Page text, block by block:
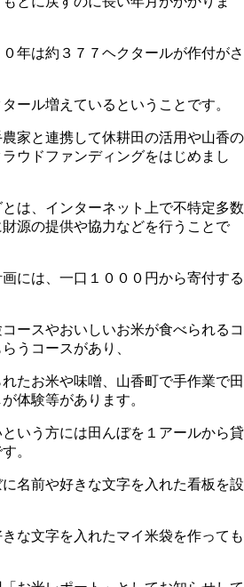
年は約３７７ヘクタールが作付がさ
ール増えているということです。
家と連携して休耕田の活用や山香の
ウドファンディングをはじめまし
は、インターネット上で不特定多数
源の提供や協力などを行うことで
には、一口１０００円から寄付する
ースやおいしいお米が食べられるコ
うコースがあり、
たお米や味噌、山香町で手作業で田
体験等があります。
いう方には田んぼを１アールから貸
。
名前や好きな文字を入れた看板を設
な文字を入れたマイ米袋を作っても